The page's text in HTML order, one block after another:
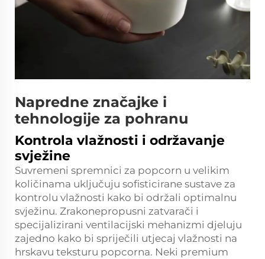
Napredne značajke i
tehnologije za pohranu
Kontrola vlažnosti i održavanje
svježine
Suvremeni spremnici za popcorn u velikim
količinama uključuju sofisticirane sustave za
kontrolu vlažnosti kako bi održali optimalnu
svježinu. Zrakonepropusni zatvarači i
specijalizirani ventilacijski mehanizmi djeluju
zajedno kako bi spriječili utjecaj vlažnosti na
hrskavu teksturu popcorna. Neki premium